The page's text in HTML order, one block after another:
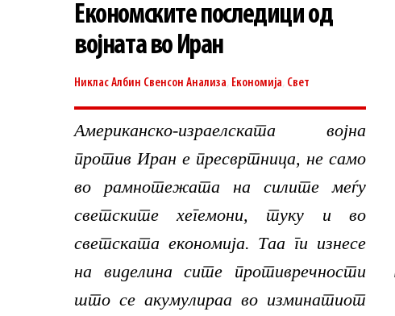
Економските последици од
војната во Иран
Никлас Албин Свенсон Анализа Економија Свет
Американско-израелската војна
против Иран е пресвртница, не само
во рамнотежата на силите меѓу
светските хегемони, туку и во
светската економија. Таа ги изнесе
на виделина сите противречности
што се акумулираа во изминатиот